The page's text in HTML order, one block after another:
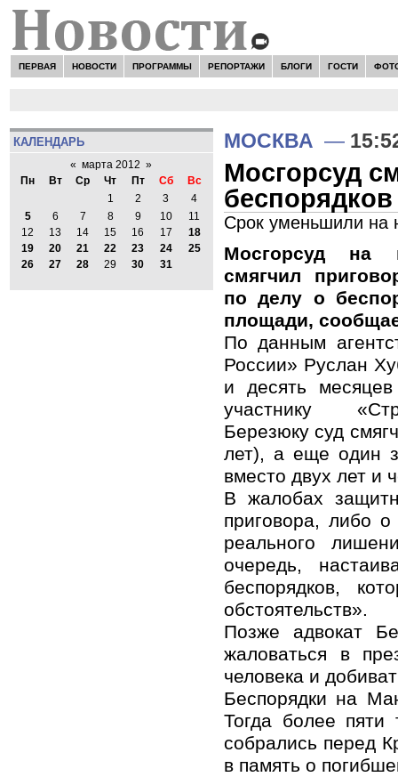
ПЕРВАЯ НОВОСТИ ПРОГРАММЫ РЕПОРТАЖИ БЛОГИ ГОСТИ
КАЛЕНДАРЬ
« марта 2012 »
Пн
Вт Ср Чт Пт Сб
Вс
1
2 3
4
5
6 7 8 9 10
11
12
13 14 15 16 17
18
19
20 21 22 23 24
25
26
27 28 29 30 31
МОСКВА —
Мосгорсуд
Срок уменьшили на
Мосгорсуд на
смягчил
по делу о
площади,
По данным
России» Руслан
и десять
участнику
Березюку суд
лет), а еще один
вместо двух лет и
В жалобах
приговора, либо
реального
очередь,
беспорядков,
обстоятельств».
Позже адвокат
жаловаться в
человека и
Беспорядки на
Тогда более пяти
собрались перед
в память о